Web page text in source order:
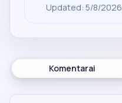
Updated: 5/8/2026
Komentarai